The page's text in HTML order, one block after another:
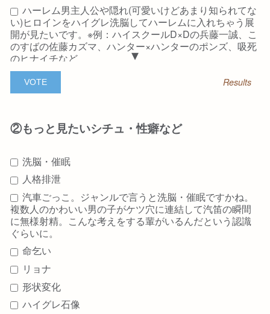
ハーレム男主人公や隠れ(可愛いけどあまり知られてな
い)ヒロインをハイグレ洗脳してハーレムに入れちゃう展
開が見たいです。※例：ハイスクールD×Dの兵藤一誠、こ
のすばの佐藤カズマ、ハンター×ハンターのポンズ、吸死
のヒナイチなど
ポケモンのHGSSのマツバが敗北社会的公開処刑バキ
ュームベッド
Add your answer
Results
②もっと見たいシチュ・性癖など
洗脳・催眠
人格排泄
汽車ごっこ。ジャンルで言うと洗脳・催眠ですかね。
複数人のかわいい男の子がケツ穴に連結して汽笛の瞬間
に無様射精。こんな考えをする輩がいるんだという認識
ぐらいに。
命乞い
リョナ
形状変化
ハイグレ石像